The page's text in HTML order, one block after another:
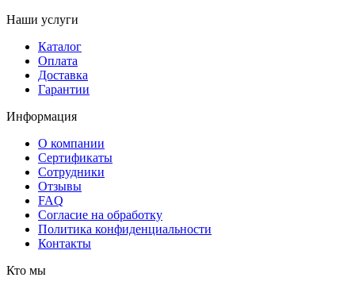
Наши услуги
Каталог
Оплата
Доставка
Гарантии
Информация
О компании
Сертификаты
Сотрудники
Отзывы
FAQ
Согласие на обработку
Политика конфиденциальности
Контакты
Кто мы